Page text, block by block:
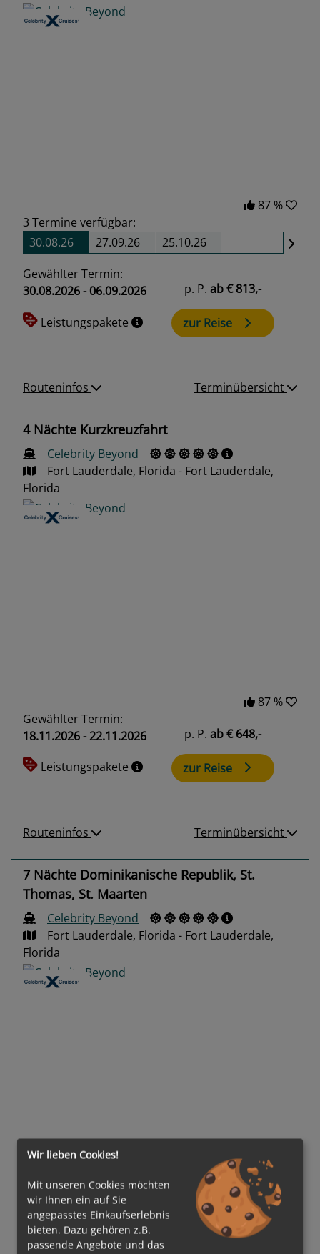
87 %
3 Termine verfügbar:
30.08.26
27.09.26 25.10.26
Gewählter Termin:
30.08.2026 - 06.09.2026
Leistungspakete
p. P. ab€ 813,-
zur Reise
Routeninfos Terminübersicht
4 Nächte Kurzkreuzfahrt
Celebrity Beyond
Fort Lauderdale, Florida - Fort Lauderdale,
Florida
87 %
Gewählter Termin:
18.11.2026 - 22.11.2026
Leistungspakete
p. P. ab€ 648,-
zur Reise
Routeninfos Terminübersicht
7 Nächte Dominikanische Republik, St.
Thomas, St. Maarten
Celebrity Beyond
Fort Lauderdale, Florida - Fort Lauderdale,
Florida
87 %
Gewählter Termin:
22.11.2026 - 29.11.2026
Leistungspakete
p. P. € 892,-
zur Reise
Wir lieben Cookies!
Mit unseren Cookies möchten
wir Ihnen ein auf Sie
angepasstes Einkaufserlebnis
bieten. Dazu gehören z.B.
passende Angebote und das